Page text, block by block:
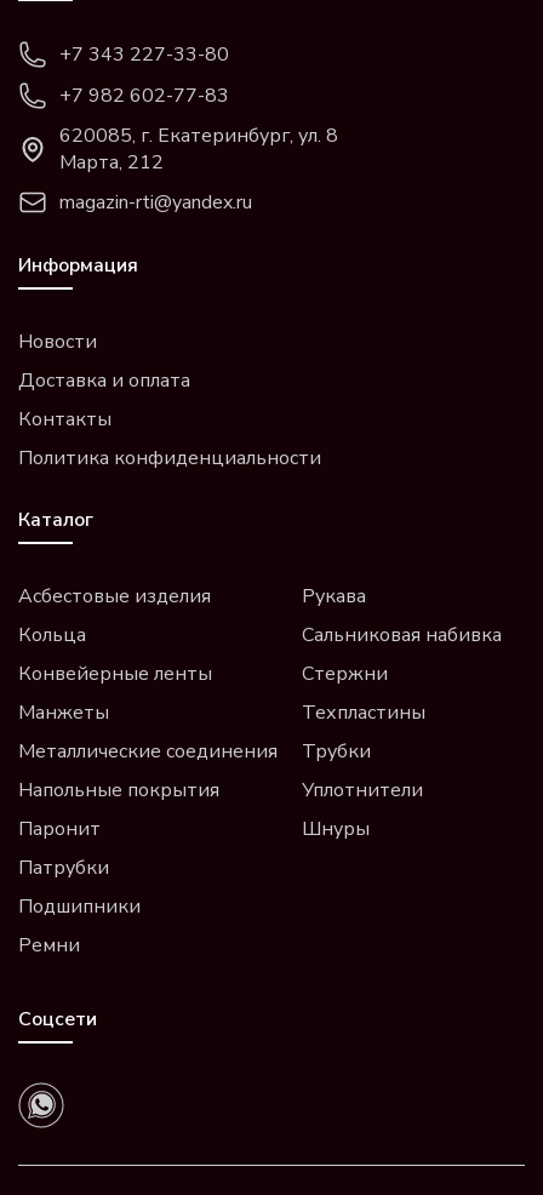
+7 343 227-33-80
+7 982 602-77-83
620085, г. Екатеринбург, ул. 8
Марта, 212
magazin-rti@yandex.ru
Информация
Новости
Доставка и оплата
Контакты
Политика конфиденциальности
Каталог
Асбестовые изделия
Кольца
Конвейерные ленты
Манжеты
Металлические соединения
Напольные покрытия
Паронит
Патрубки
Подшипники
Ремни
Рукава
Сальниковая набивка
Стержни
Техпластины
Трубки
Уплотнители
Шнуры
Соцсети